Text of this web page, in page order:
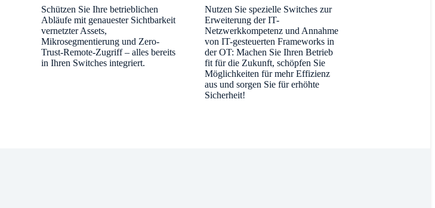
Schützen Sie Ihre betrieblichen
Abläufe mit genauester Sichtbarkeit
vernetzter Assets,
Mikrosegmentierung und Zero-
Trust-Remote-Zugriff – alles bereits
in Ihren Switches integriert.
Nutzen Sie spezielle Switches zur
Erweiterung der IT-
Netzwerkkompetenz und Annahme
von IT-gesteuerten Frameworks in
der OT: Machen Sie Ihren Betrieb
fit für die Zukunft, schöpfen Sie
Möglichkeiten für mehr Effizienz
aus und sorgen Sie für erhöhte
Sicherheit!